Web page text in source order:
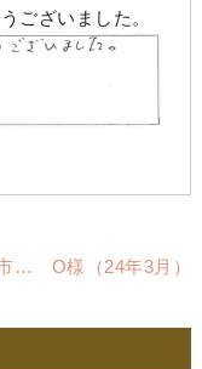
ございました。
… O様（24年3月）